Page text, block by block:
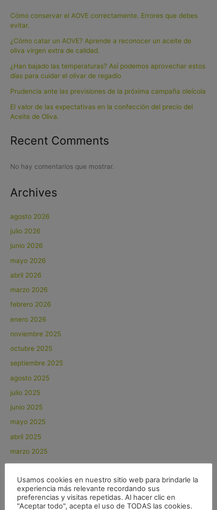
Cómo conservar el AOVE correctamente. Errores que debes
evitar.
¿Cómo catar un AOVE? Aprende a reconocer un aceite de
oliva virgen extra de calidad.
¿Han bajado las temperaturas? Así podemos aprovechar estos
días para cuidar el olivar de regadío
Prudencia ante las previsiones de la próxima campaña oleícola
El valor de las expectativas en la confección del precio del
Aceite de Oliva.
Recent Comments
No hay comentarios que mostrar.
Archives
agosto 2026
julio 2026
junio 2026
mayo 2026
abril 2026
marzo 2026
febrero 2026
enero 2026
noviembre 2025
octubre 2025
septiembre 2025
agosto 2025
julio 2025
junio 2025
mayo 2025
abril 2025
marzo 2025
febrero 2025
enero 2025
diciembre 2024
Usamos cookies en nuestro sitio web para brindarle la
experiencia más relevante recordando sus
preferencias y visitas repetidas. Al hacer clic en
"Aceptar todo", acepta el uso de TODAS las cookies.